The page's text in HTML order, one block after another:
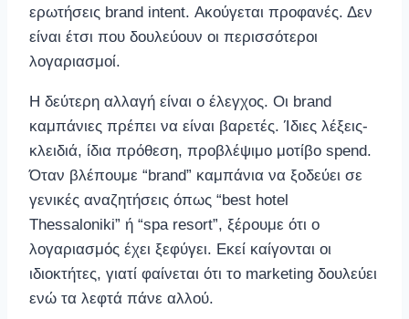
ερωτήσεις brand intent. Ακούγεται προφανές. Δεν
είναι έτσι που δουλεύουν οι περισσότεροι
λογαριασμοί.
Η δεύτερη αλλαγή είναι ο έλεγχος. Οι brand
καμπάνιες πρέπει να είναι βαρετές. Ίδιες λέξεις-
κλειδιά, ίδια πρόθεση, προβλέψιμο μοτίβο spend.
Όταν βλέπουμε “brand” καμπάνια να ξοδεύει σε
γενικές αναζητήσεις όπως “best hotel
Thessaloniki” ή “spa resort”, ξέρουμε ότι ο
λογαριασμός έχει ξεφύγει. Εκεί καίγονται οι
ιδιοκτήτες, γιατί φαίνεται ότι το marketing δουλεύει
ενώ τα λεφτά πάνε αλλού.